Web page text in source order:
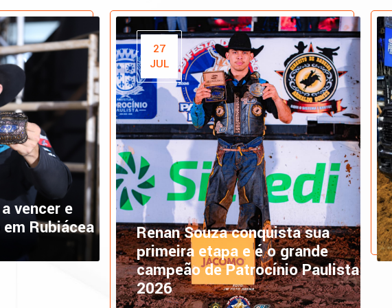
vencer e
Rubiácea
27
JUL
Renan Souza conquista sua
primeira etapa e é o grande
campeão de Patrocínio Paulista
2026